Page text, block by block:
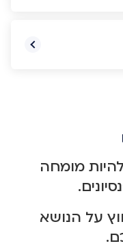
מומחה
על הנושא